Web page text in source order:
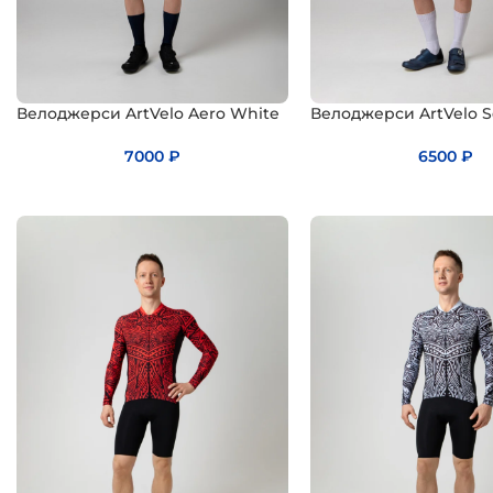
Велоджерси ArtVelo Aero White
7000 ₽
Велоджерси ArtVelo
6500₽